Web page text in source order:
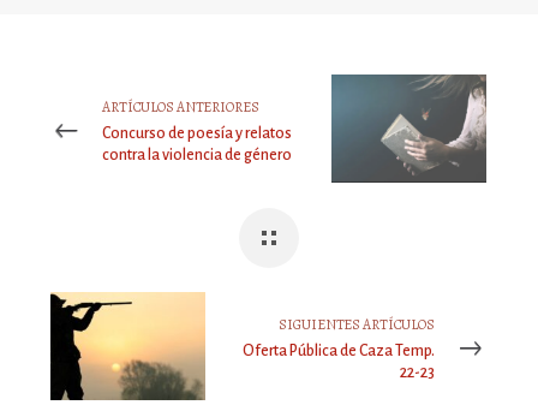
ARTÍCULOS ANTERIORES
Concurso de poesía y relatos
contra la violencia de género
SIGUIENTES ARTÍCULOS
Oferta Pública de Caza Temp.
22-23